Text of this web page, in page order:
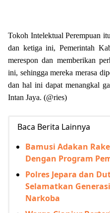
Tokoh Intelektual Perempuan
dan ketiga ini, Pemerintah
merespon dan memberikan
ini, sehingga mereka merasa
dan hal ini dapat menangkal
Intan Jaya. (@ries)
Baca Berita Lainnya
Bamusi Adakan
Dengan Program
Polres Jepara dan
Selamatkan
Narkoba